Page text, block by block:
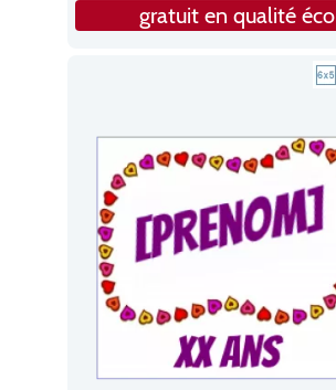
gratuit en qualité éco